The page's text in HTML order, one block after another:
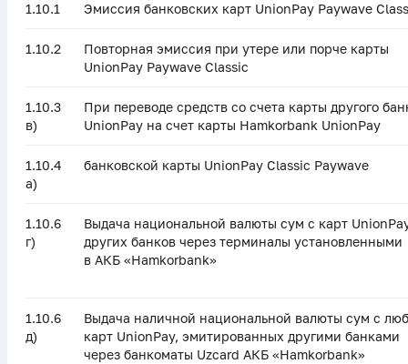
1.10.1 Эмиссия банковских карт UnionPay Paywave
1.10.2
Повторная эмиссия при утере или порче карты
UnionPay Paywave Classic
1.10.3
в)
При переводе средств со счета карты другого
UnionPay на счет карты Hamkorbank UnionPay
1.10.4
а)
банковской карты UnionPay Classic Paywave
1.10.6
г)
Выдача национальной валюты сум с карт
других банков через терминалы установленными
в АКБ «Hamkorbank»
1.10.6
д)
Выдача наличной национальной валюты сум с
карт UnionPay, эмитированных другими банками
через банкоматы Uzcard АКБ «Hamkorbank»